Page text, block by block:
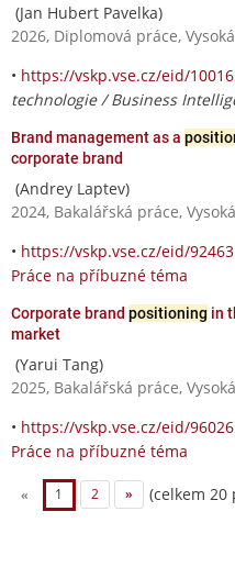
(Jan Hubert Pavelka)
2026, Diplomová práce,
• https://vskp.vse.cz/eid/
technologie / Business
Brand management as a
corporate brand
(Andrey Laptev)
2024, Bakalářská práce,
• https://vskp.vse.cz/eid/92463
Práce na příbuzné téma
Corporate brand positioning in
market
(Yarui Tang)
2025, Bakalářská práce,
• https://vskp.vse.cz/eid/96026
Práce na příbuzné téma
« 1 2 » (celkem 20